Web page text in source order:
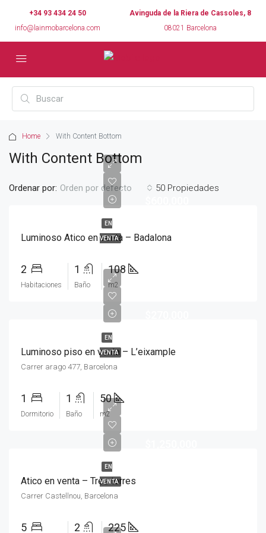
+34 93 434 24 50
info@lainmobarcelona.com
Avinguda de la Riera de Cassoles, 8
08021 Barcelona
Home With Content Bottom
With Content Bottom
50 Propiedades
Ordenar por: Orden por defecto
EN
VENTA
Luminoso Atico en venta – Badalona
2
Habitaciones
1
Baño
108
m2
EN
VENTA
Luminoso piso en venta – L’eixample
Carrer arago 477, Barcelona
1
Dormitorio
1
Baño
50
m2
EN
VENTA
Atico en venta – Tres torres
Carrer Castellnou, Barcelona
5 2 225